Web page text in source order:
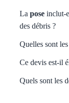
La pose inclut-
des débris ?
Quelles sont
Ce devis est-il
Quels sont les